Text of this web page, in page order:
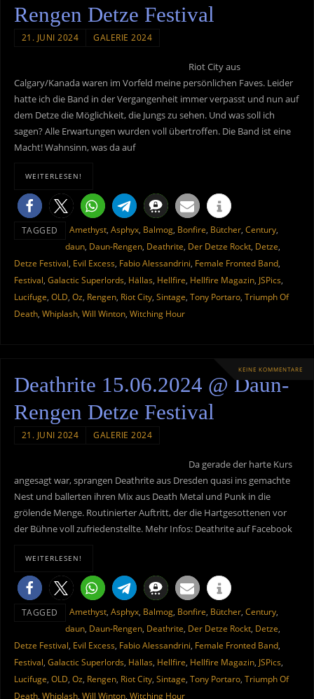
Rengen Detze Festival
21. JUNI 2024 GALERIE 2024
Riot City aus
Calgary/Kanada waren im Vorfeld meine persönlichen Faves. Leider
hatte ich die Band in der Vergangenheit immer verpasst und nun auf
dem Detze die Möglichkeit, die Jungs zu sehen. Und was soll ich
sagen? Alle Erwartungen wurden voll übertroffen. Die Band ist eine
Macht! Wahnsinn, was da auf
WEITERLESEN!
TAGGED Amethyst, Asphyx, Balmog, Bonfire, Bütcher, Century,
daun, Daun-Rengen, Deathrite, Der Detze Rockt, Detze,
Detze Festival, Evil Excess, Fabio Alessandrini, Female Fronted Band,
Festival, Galactic Superlords, Hällas, Hellfire, Hellfire Magazin, JSPics,
Lucifuge, OLD, Oz, Rengen, Riot City, Sintage, Tony Portaro, Triumph Of
Death, Whiplash, Will Winton, Witching Hour
KEINE KOMMENTARE
Deathrite 15.06.2024 @ Daun-
Rengen Detze Festival
21. JUNI 2024 GALERIE 2024
Da gerade der harte Kurs
angesagt war, sprangen Deathrite aus Dresden quasi ins gemachte
Nest und ballerten ihren Mix aus Death Metal und Punk in die
grölende Menge. Routinierter Auftritt, der die Hartgesottenen vor
der Bühne voll zufriedenstellte. Mehr Infos: Deathrite auf Facebook
WEITERLESEN!
TAGGED Amethyst, Asphyx, Balmog, Bonfire, Bütcher, Century,
daun, Daun-Rengen, Deathrite, Der Detze Rockt, Detze,
Detze Festival, Evil Excess, Fabio Alessandrini, Female Fronted Band,
Festival, Galactic Superlords, Hällas, Hellfire, Hellfire Magazin, JSPics,
Lucifuge, OLD, Oz, Rengen, Riot City, Sintage, Tony Portaro, Triumph Of
Death, Whiplash, Will Winton, Witching Hour